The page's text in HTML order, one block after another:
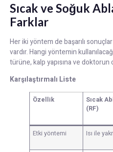
Sıcak ve Soğuk
Farklar
Her iki yöntem de başarılı sonuçlar
vardır. Hangi yöntemin
türüne, kalp yapısına ve
Karşılaştırmalı Liste
Özellik
Sıcak
(RF)
Etki yöntemi
Isı ile